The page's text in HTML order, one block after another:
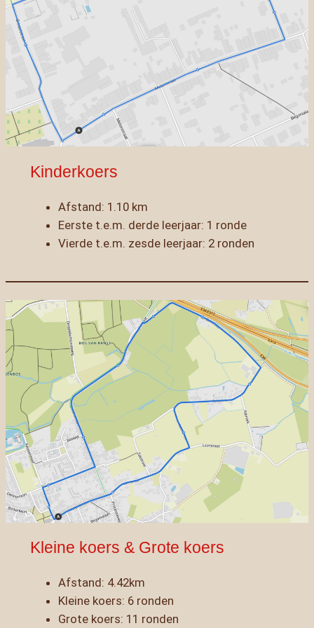
Kinderkoers
Afstand: 1.10 km
Eerste t.e.m. derde leerjaar: 1 ronde
Vierde t.e.m. zesde leerjaar: 2 ronden
Kleine koers & Grote koers
Afstand: 4.42km
Kleine koers: 6 ronden
Grote koers: 11 ronden